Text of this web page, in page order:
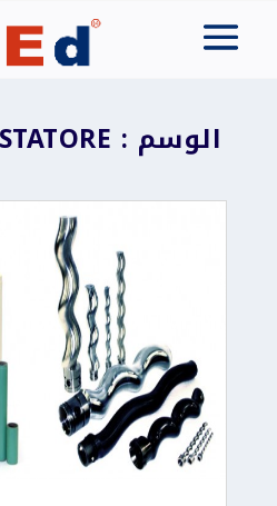
الوسم : STATORE